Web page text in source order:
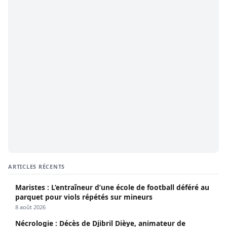
ARTICLES RÉCENTS
Maristes : L’entraîneur d’une école de football déféré au
parquet pour viols répétés sur mineurs
8 août 2026
Nécrologie : Décès de Djibril Dièye, animateur de